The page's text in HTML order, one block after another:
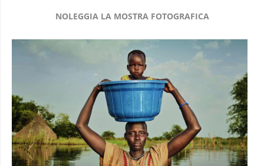
NOLEGGIA LA MOSTRA FOTOGRAFICA